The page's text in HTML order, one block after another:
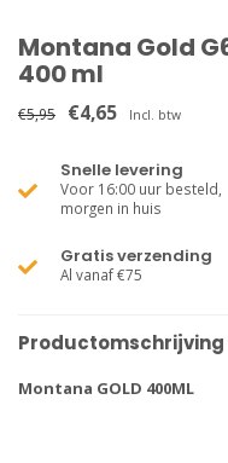
Montana Gold
400 ml
€5,95 €4,65 Incl. btw
Snelle levering
Voor 16:00 uur besteld,
morgen in huis
Gratis verzending
Al vanaf €75
Productomschrijving
Montana GOLD 400ML